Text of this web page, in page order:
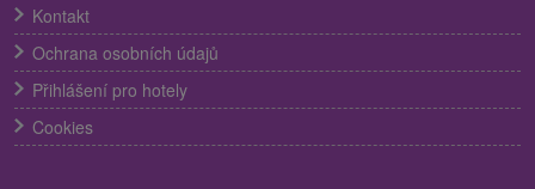
Kontakt
Ochrana osobních údajů
Přihlášení pro hotely
Cookies